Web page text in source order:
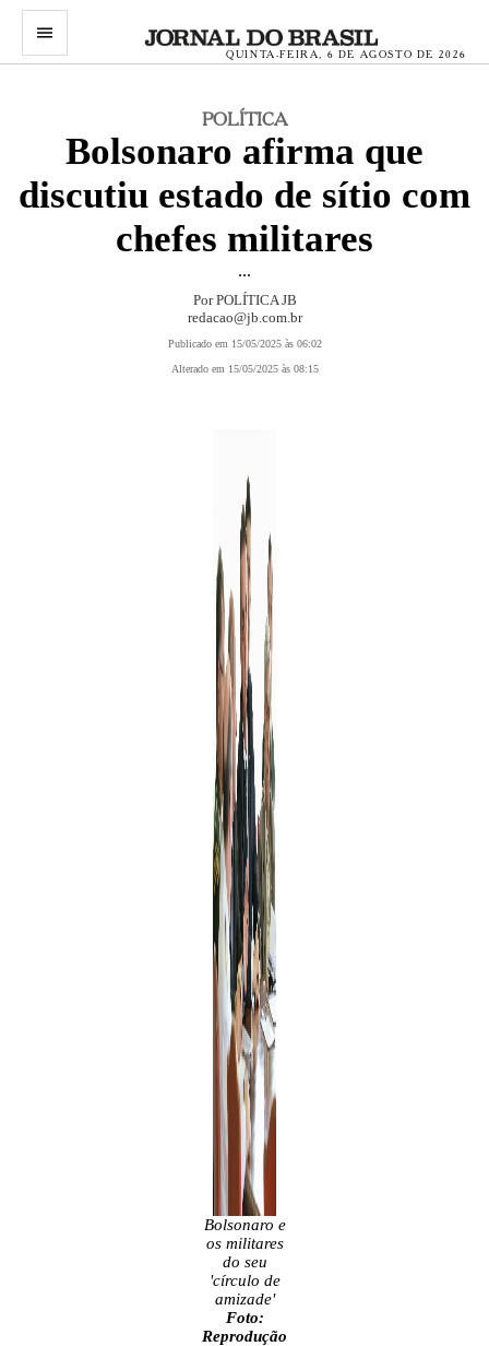
menu
QUINTA-FEIRA, 6 DE AGOSTO DE 2026
POLÍTICA
Bolsonaro afirma que
discutiu estado de sítio com
chefes militares
...
Por POLÍTICA JB
redacao@jb.com.br
Publicado em 15/05/2025 às 06:02
Alterado em 15/05/2025 às 08:15
Bolsonaro e
os militares
do seu
'círculo de
amizade'
Foto:
Reprodução